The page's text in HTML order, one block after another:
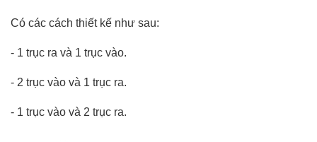
Có các cách thiết kế như sau:
- 1 trục ra và 1 trục vào.
- 2 trục vào và 1 trục ra.
- 1 trục vào và 2 trục ra.